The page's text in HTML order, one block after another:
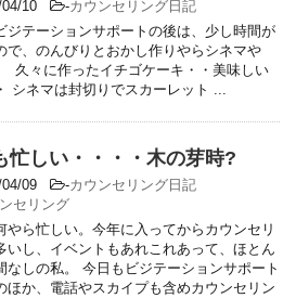
10 -カウンセリング日記
ジテーションサポートの後は、少し時間が
で、のんびりとおかし作りやらシネマや
々に作ったイチゴケーキ・・美味しい
シネマは封切りでスカーレット ...
忙しい・・・・木の芽時?
09 -カウンセリング日記
セリング
やら忙しい。今年に入ってからカウンセリ
いし、イベントもあれこれあって、ほとん
なしの私。 今日もビジテーションサポート
ほか、電話やスカイプも含めカウンセリン